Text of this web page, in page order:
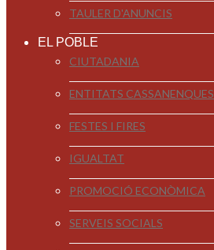
TAULER D'ANUNCIS
EL POBLE
CIUTADANIA
ENTITATS CASSANENQUES
FESTES I FIRES
IGUALTAT
PROMOCIÓ ECONÒMICA
SERVEIS SOCIALS